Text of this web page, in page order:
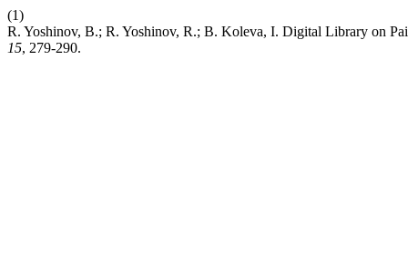
(1)
R. Yoshinov, B.; R. Yoshinov, R.; B. Koleva, I. Digital Library on
15, 279-290.